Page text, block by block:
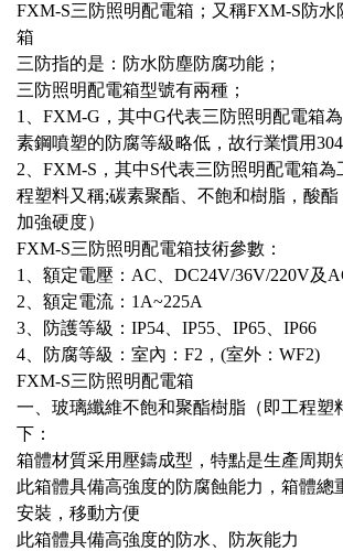
FXM-S三防照明配電箱 ；又稱FXM-S防
箱
三防指的是：防水防塵防腐功能；
三防照明配電箱型號有兩種；
1、FXM-G，其中G代表三防照明配電箱
素鋼噴塑的防腐等級略低，故行業慣用304
2、FXM-S，其中S代表三防照明配電箱
程塑料又稱;碳素聚酯、不飽和樹脂，酸
加強硬度）
FXM-S三防照明配電箱技術參數：
1、額定電壓：AC、DC24V/36V/220V及
2、額定電流：1A~225A
3、防護等級：IP54、IP55、IP65、IP66
4、防腐等級：室內：F2，(室外：WF2)
FXM-S三防照明配電箱
一、玻璃纖維不飽和聚酯樹脂（即工程塑
下：
箱體材質采用壓鑄成型，特點是生產周期
此箱體具備高強度的防腐蝕能力，箱體總
安裝，移動方便
此箱體具備高強度的防水、防灰能力